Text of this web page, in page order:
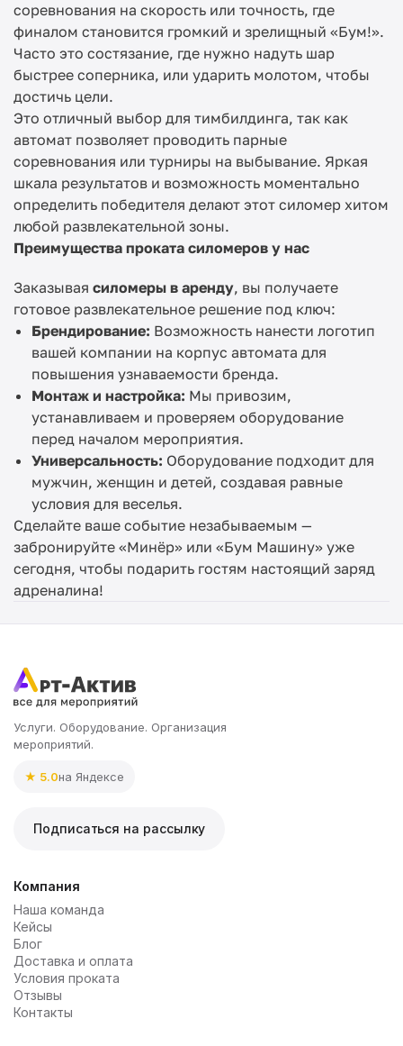
соревнования на скорость или точность, где
финалом становится громкий и зрелищный «Бум!».
Часто это состязание, где нужно надуть шар
быстрее соперника, или ударить молотом, чтобы
достичь цели.
Это отличный выбор для тимбилдинга, так как
автомат позволяет проводить парные
соревнования или турниры на выбывание. Яркая
шкала результатов и возможность моментально
определить победителя делают этот силомер хитом
любой развлекательной зоны.
Преимущества проката силомеров у нас
Заказывая силомеры в аренду, вы получаете
готовое развлекательное решение под ключ:
Брендирование: Возможность нанести логотип
вашей компании на корпус автомата для
повышения узнаваемости бренда.
Монтаж и настройка: Мы привозим,
устанавливаем и проверяем оборудование
перед началом мероприятия.
Универсальность: Оборудование подходит для
мужчин, женщин и детей, создавая равные
условия для веселья.
Сделайте ваше событие незабываемым —
забронируйте «Минёр» или «Бум Машину» уже
сегодня, чтобы подарить гостям настоящий заряд
адреналина!
Услуги. Оборудование. Организация
мероприятий.
★ 5.0на Яндексе
Подписаться на рассылку
Компания
Наша команда
Кейсы
Блог
Доставка и оплата
Условия проката
Отзывы
Контакты